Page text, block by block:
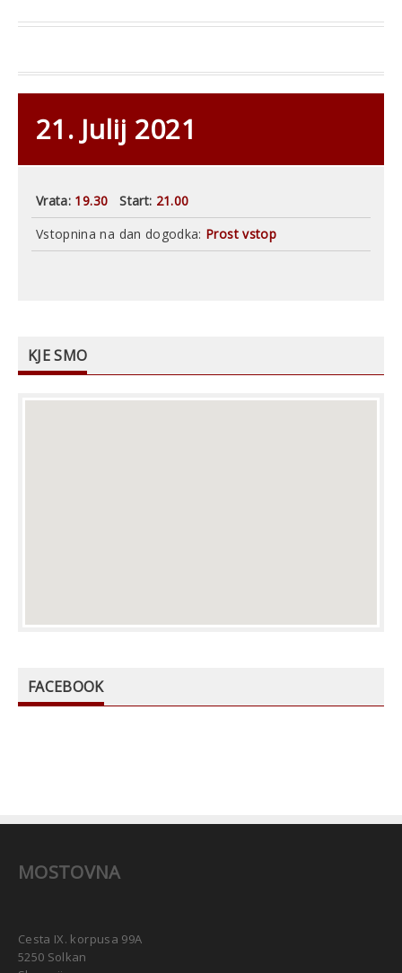
21. Julij 2021
Vrata: 19.30 Start: 21.00
Vstopnina na dan dogodka: Prost vstop
KJE SMO
FACEBOOK
MOSTOVNA
Cesta IX. korpusa 99A
5250 Solkan